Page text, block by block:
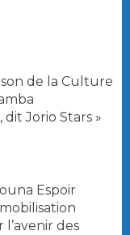
de la Culture
Jorio Stars »
Espoir
des